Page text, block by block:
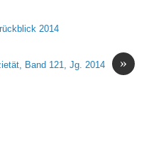
2014
»
Band 121, Jg. 2014